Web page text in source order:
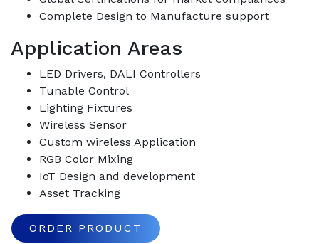
Complete Design to Manufacture support
Application Areas
LED Drivers, DALI Controllers
Tunable Control
Lighting Fixtures
Wireless Sensor
Custom wireless Application
RGB Color Mixing
IoT Design and development
Asset Tracking
ORDER PRODUCT